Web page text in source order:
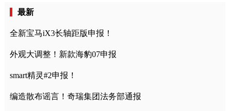
最新
全新宝马iX3长轴距版申报！
外观大调整！新款海豹07申报
smart精灵#2申报！
编造散布谣言！奇瑞集团法务部通报